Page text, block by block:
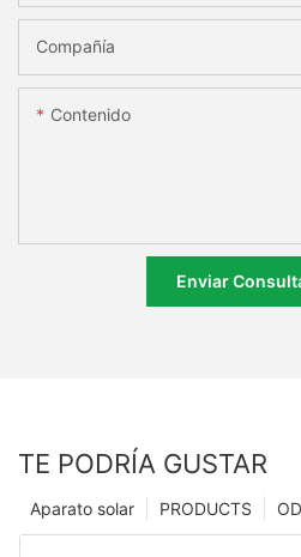
Compañía
Contenido
Enviar
TE PODRÍA GUSTAR
PRODUCTS
Aparato solar